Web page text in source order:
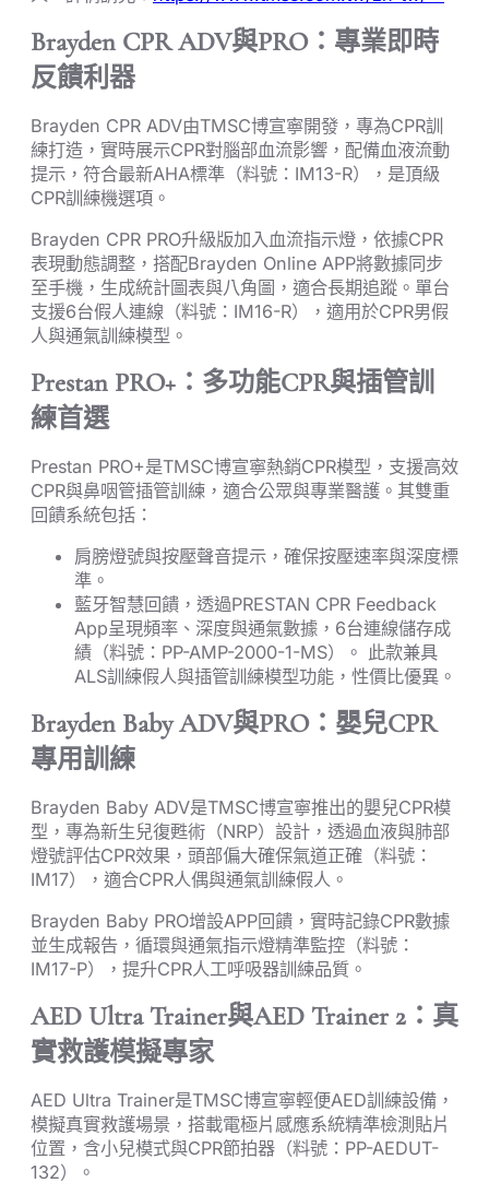
Brayden CPR ADV與PRO：專業即時
反饋利器
Brayden CPR ADV由TMSC博宣寧開發，專為CPR訓
練打造，實時展示CPR對腦部血流影響，配備血液流動
提示，符合最新AHA標準（料號：IM13-R），是頂級
CPR訓練機選項。
Brayden CPR PRO升級版加入血流指示燈，依據CPR
表現動態調整，搭配Brayden Online APP將數據同步
至手機，生成統計圖表與八角圖，適合長期追蹤。單台
支援6台假人連線（料號：IM16-R），適用於CPR男假
人與通氣訓練模型。
Prestan PRO+：多功能CPR與插管訓
練首選
Prestan PRO+是TMSC博宣寧熱銷CPR模型，支援高效
CPR與鼻咽管插管訓練，適合公眾與專業醫護。其雙重
回饋系統包括：
肩膀燈號與按壓聲音提示，確保按壓速率與深度標
準。
藍牙智慧回饋，透過PRESTAN CPR Feedback
App呈現頻率、深度與通氣數據，6台連線儲存成
績（料號：PP-AMP-2000-1-MS）。 此款兼具
ALS訓練假人與插管訓練模型功能，性價比優異。
Brayden Baby ADV與PRO：嬰兒CPR
專用訓練
Brayden Baby ADV是TMSC博宣寧推出的嬰兒CPR模
型，專為新生兒復甦術（NRP）設計，透過血液與肺部
燈號評估CPR效果，頭部偏大確保氣道正確（料號：
IM17），適合CPR人偶與通氣訓練假人。
Brayden Baby PRO增設APP回饋，實時記錄CPR數據
並生成報告，循環與通氣指示燈精準監控（料號：
IM17-P），提升CPR人工呼吸器訓練品質。
AED Ultra Trainer與AED Trainer 2：真
實救護模擬專家
AED Ultra Trainer是TMSC博宣寧輕便AED訓練設備，
模擬真實救護場景，搭載電極片感應系統精準檢測貼片
位置，含小兒模式與CPR節拍器（料號：PP-AEDUT-
132）。